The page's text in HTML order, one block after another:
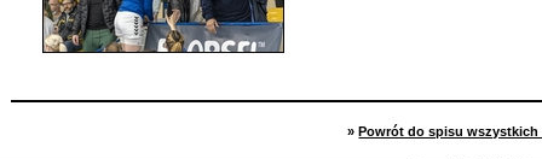
» Powrót do spisu wszystkich